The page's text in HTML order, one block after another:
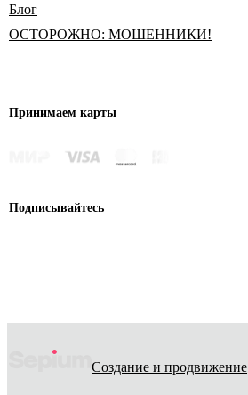
Блог
ОСТОРОЖНО: МОШЕННИКИ!
Принимаем карты
Подписывайтесь
Создание и продвижение